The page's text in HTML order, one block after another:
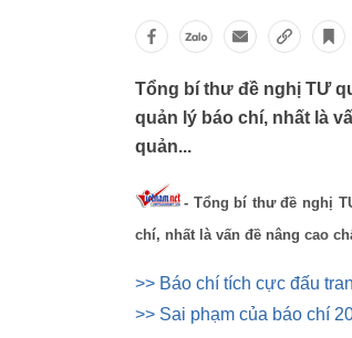
Tổng bí thư đề nghị TƯ
quản lý báo chí, nhất là
quản...
- Tổng bí thư đề nghị
chí, nhất là vấn đề nâng cao
>> Báo chí tích cực đấu
>> Sai phạm của báo chí